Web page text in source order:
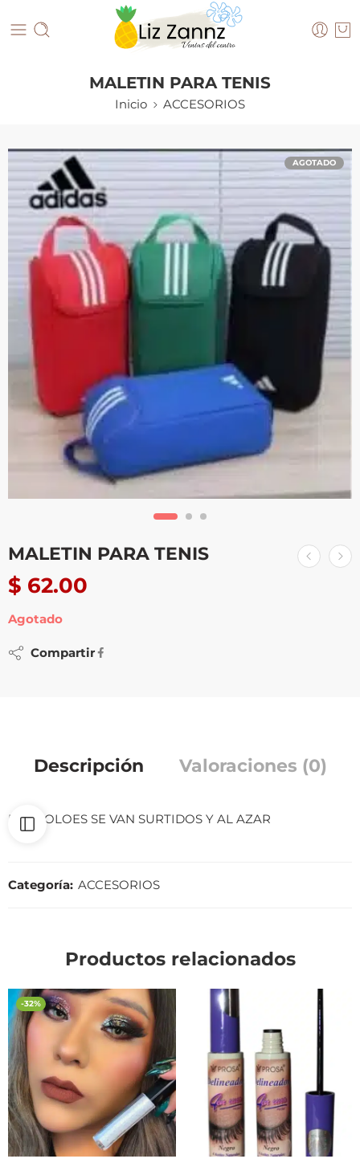
MALETIN PARA TENIS
Inicio ACCESORIOS
AGOTADO
MALETIN PARA TENIS
$ 62.00
Agotado
Compartir
Descripción Valoraciones (0)
LOS COLOES SE VAN SURTIDOS Y AL AZAR
Categoría: ACCESORIOS
Productos relacionados
-32%